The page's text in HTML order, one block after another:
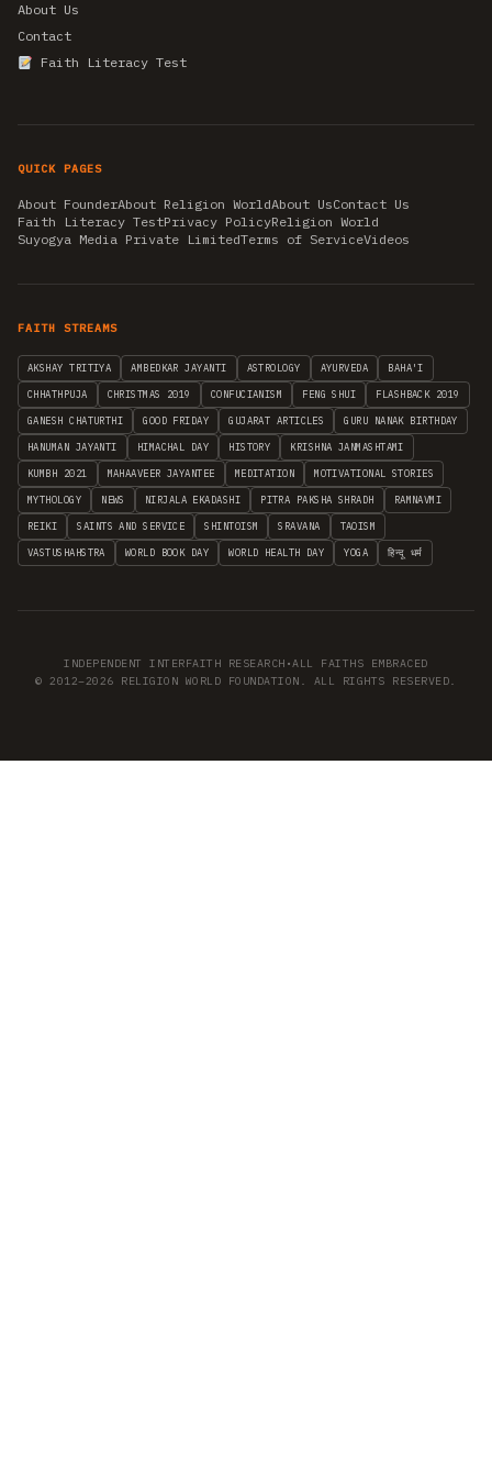
About Us
Contact
Faith Literacy Test
QUICK PAGES
About FounderAbout Religion WorldAbout UsContact Us
Faith Literacy TestPrivacy PolicyReligion World
Suyogya Media Private LimitedTerms of ServiceVideos
FAITH STREAMS
AKSHAY TRITIYA AMBEDKAR JAYANTI ASTROLOGY AYURVEDA BAHA'I
CHHATHPUJA CHRISTMAS 2019 CONFUCIANISM FENG SHUI FLASHBACK 2019
GANESH CHATURTHI GOOD FRIDAY GUJARAT ARTICLES GURU NANAK BIRTHDAY
HANUMAN JAYANTI HIMACHAL DAY HISTORY KRISHNA JANMASHTAMI
KUMBH 2021 MAHAAVEER JAYANTEE MEDITATION MOTIVATIONAL STORIES
MYTHOLOGY NEWS NIRJALA EKADASHI PITRA PAKSHA SHRADH RAMNAVMI
REIKI SAINTS AND SERVICE SHINTOISM SRAVANA TAOISM
VASTUSHAHSTRA WORLD BOOK DAY WORLD HEALTH DAY YOGA हिन्दू धर्म
INDEPENDENT INTERFAITH RESEARCH •ALL FAITHS EMBRACED
© 2012–2026 RELIGION WORLD FOUNDATION. ALL RIGHTS RESERVED.